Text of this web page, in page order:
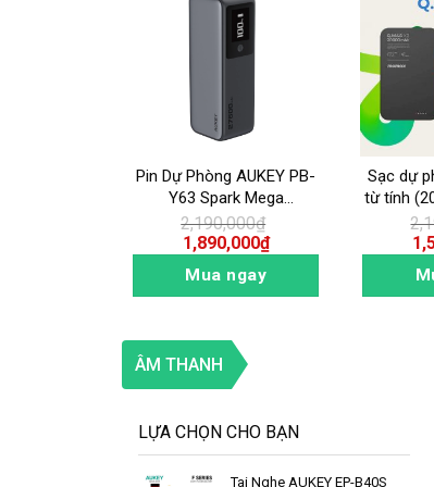
Pin Dự Phòng AUKEY PB-
Y63 Spark Mega
27600mAh 140W
2,190,000₫
1,890,000₫
Mua ngay
Sạc dự
từ tính
2
ÂM THANH
LỰA CHỌN CHO BẠN
Tai Nghe AUKEY EP-B40S